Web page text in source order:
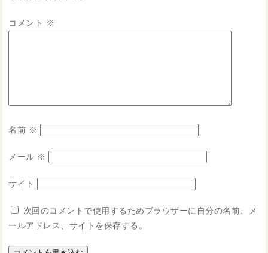
コメント ※
名前 ※
メール ※
サイト
次回のコメントで使用するためブラウザーに自分の名前、メ
ールアドレス、サイトを保存する。